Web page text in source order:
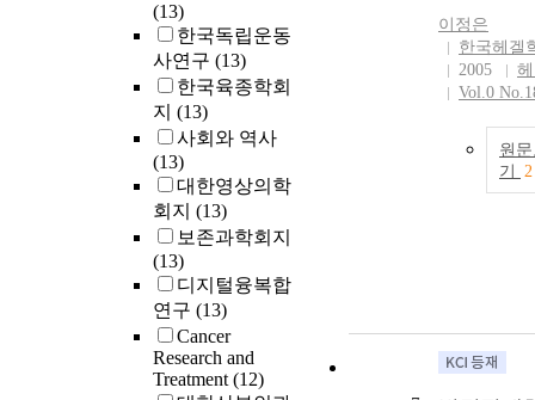
(13)
한국독립운동
사연구 (13)
한국육종학회
지 (13)
사회와 역사
(13)
대한영상의학
회지 (13)
보존과학회지
(13)
디지털융복합
연구 (13)
Cancer
Research and
Treatment(12)
disabilities.
in an
regarding
education
awareness.
systematic
training and
needed to
education
AAC teaching
the salt
of leachate
Electrical
conductivity
m-1 at 1 pore
(PV) of water
decreased to
ratio) of
below 3 at 3
이정은
한국헤겔
2005
Vol.0
원
기
2